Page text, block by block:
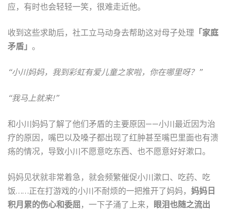
应，有时也会轻轻一笑，很难走近他。
收到这些求助后，社工立马动身去帮助这对母子处理 「家庭
矛盾」 。
“小川妈妈，我到彩虹有爱儿童之家啦，你在哪里呀？”
“我马上就来!”
和小川妈妈了解了他们矛盾的主要原因——小川最近因为治
疗的原因，嘴巴以及嗓子都出现了红肿甚至嘴巴里面也有溃
疡的情况，导致小川不愿意吃东西、也不愿意好好漱口。
妈妈见状就非常着急，就会频繁催促小川漱口、吃药、吃
饭……正在打游戏的小川不耐烦的一把推开了妈妈， 妈妈日
积月累的伤心和委屈 ，一下子涌了上来，
眼泪也随之流出